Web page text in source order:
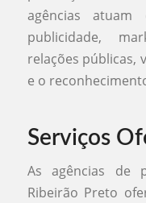
agências
publicidade,
relações públicas,
e o
Serviços
As agências de
Ribeirão Preto